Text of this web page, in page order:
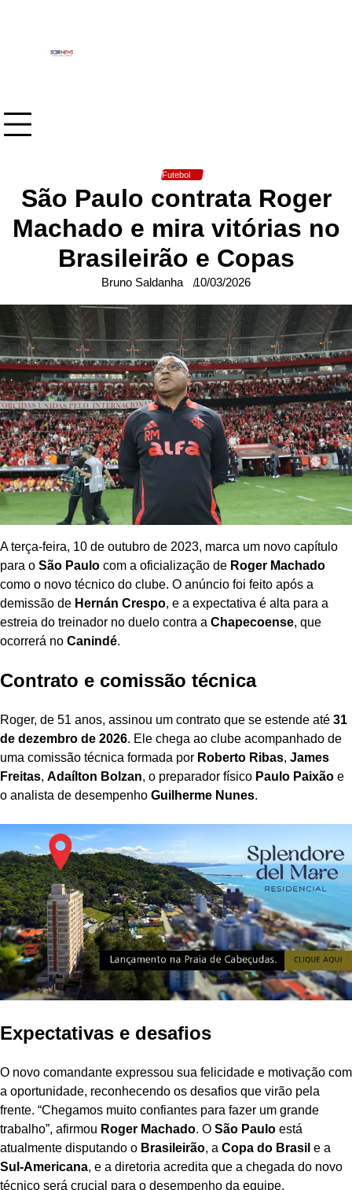
Futebol
São Paulo contrata Roger
Machado e mira vitórias no
Brasileirão e Copas
Bruno Saldanha 10/03/2026
A terça-feira, 10 de outubro de 2023, marca um novo capítulo
para o São Paulo com a oficialização de Roger Machado
como o novo técnico do clube. O anúncio foi feito após a
demissão de Hernán Crespo, e a expectativa é alta para a
estreia do treinador no duelo contra a Chapecoense, que
ocorrerá no Canindé.
Contrato e comissão técnica
Roger, de 51 anos, assinou um contrato que se estende até 31
de dezembro de 2026. Ele chega ao clube acompanhado de
uma comissão técnica formada por Roberto Ribas, James
Freitas, Adaílton Bolzan, o preparador físico Paulo Paixão e
o analista de desempenho Guilherme Nunes.
Expectativas e desafios
O novo comandante expressou sua felicidade e motivação com
a oportunidade, reconhecendo os desafios que virão pela
frente. “Chegamos muito confiantes para fazer um grande
trabalho”, afirmou Roger Machado. O São Paulo está
atualmente disputando o Brasileirão, a Copa do Brasil e a
Sul-Americana, e a diretoria acredita que a chegada do novo
técnico será crucial para o desempenho da equipe.